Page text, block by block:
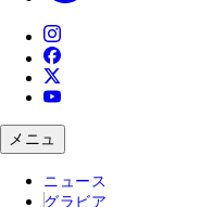
メニュ
ニュース
グラビア